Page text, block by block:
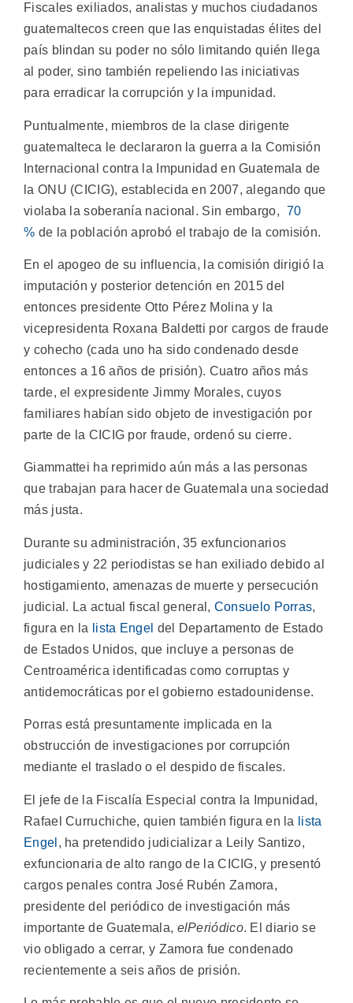
Fiscales exiliados, analistas y muchos ciudadanos
guatemaltecos creen que las enquistadas élites del
país blindan su poder no sólo limitando quién llega
al poder, sino también repeliendo las iniciativas
para erradicar la corrupción y la impunidad.
Puntualmente, miembros de la clase dirigente
guatemalteca le declararon la guerra a la Comisión
Internacional contra la Impunidad en Guatemala de
la ONU (CICIG), establecida en 2007, alegando que
violaba la soberanía nacional. Sin embargo, 70
% de la población aprobó el trabajo de la comisión.
En el apogeo de su influencia, la comisión dirigió la
imputación y posterior detención en 2015 del
entonces presidente Otto Pérez Molina y la
vicepresidenta Roxana Baldetti por cargos de fraude
y cohecho (cada uno ha sido condenado desde
entonces a 16 años de prisión). Cuatro años más
tarde, el expresidente Jimmy Morales, cuyos
familiares habían sido objeto de investigación por
parte de la CICIG por fraude, ordenó su cierre.
Giammattei ha reprimido aún más a las personas
que trabajan para hacer de Guatemala una sociedad
más justa.
Durante su administración, 35 exfuncionarios
judiciales y 22 periodistas se han exiliado debido al
hostigamiento, amenazas de muerte y persecución
judicial. La actual fiscal general, Consuelo Porras,
figura en la
lista Engel del Departamento de Estado
de Estados Unidos, que incluye a personas de
Centroamérica identificadas como corruptas y
antidemocráticas por el gobierno estadounidense.
Porras está presuntamente implicada en la
obstrucción de investigaciones por corrupción
mediante el traslado o el despido de fiscales.
El jefe de la Fiscalía Especial contra la Impunidad,
Rafael Curruchiche, quien también figura en la
lista
Engel , ha pretendido judicializar a Leily Santizo,
exfuncionaria de alto rango de la CICIG, y presentó
cargos penales contra José Rubén Zamora,
presidente del periódico de investigación más
importante de Guatemala, elPeriódico. El diario se
vio obligado a cerrar, y Zamora fue condenado
recientemente a seis años de prisión.